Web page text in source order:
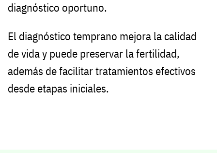
diagnóstico oportuno.
El diagnóstico temprano mejora la calidad
de vida y puede preservar la fertilidad,
además de facilitar tratamientos efectivos
desde etapas iniciales.